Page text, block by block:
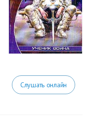
Слушать онлайн